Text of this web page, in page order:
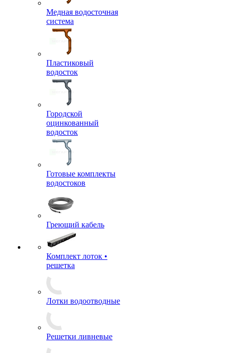
Медная водосточная
система
Пластиковый
водосток
Городской
оцинкованный
водосток
Готовые комплекты
водостоков
Греющий кабель
Комплект лоток •
решетка
Лотки водоотводные
Решетки ливневые